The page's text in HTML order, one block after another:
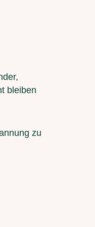
bleiben
zu